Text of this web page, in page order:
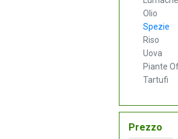
Olio
Spezie
Riso
Uova
Piante
Tartufi
Prezzo